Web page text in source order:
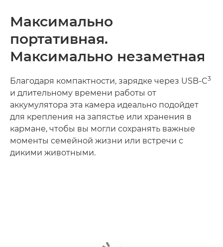
Максимально
портативная.
Максимально незаметная
Благодаря компактности, зарядке через USB-C3
и длительному времени работы от
аккумулятора эта камера идеально подойдет
для крепления на запястье или хранения в
кармане, чтобы вы могли сохранять важные
моменты семейной жизни или встречи с
дикими животными.